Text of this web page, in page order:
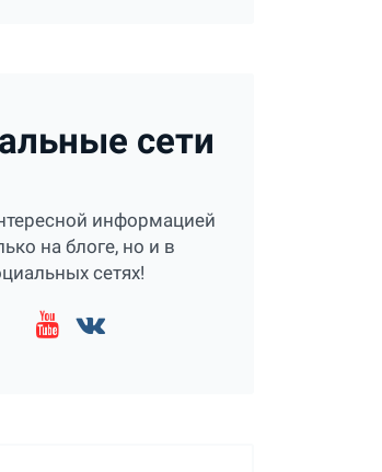
сети
информацией
на блоге, но и в
сетях!